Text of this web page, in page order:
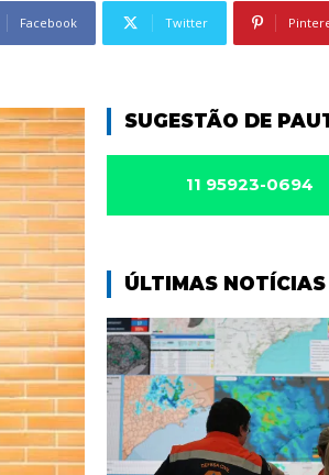
Facebook Twitter
SUGESTÃO DE
11 95923-0694
ÚLTIMAS NOTÍCIAS